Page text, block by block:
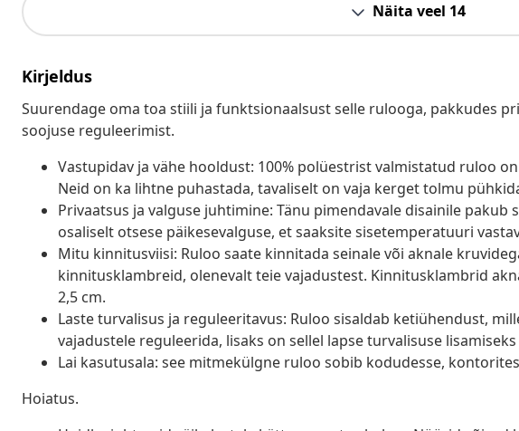
Näita veel 14
Kirjeldus
Suurendage oma toa stiili ja funktsionaalsust selle rulooga, pakkudes
soojuse reguleerimist.
Vastupidav ja vähe hooldust: 100% polüestrist valmistatud ruloo
Neid on ka lihtne puhastada, tavaliselt on vaja kerget tolmu
Privaatsus ja valguse juhtimine: Tänu pimendavale disainile
osaliselt otsese päikesevalguse, et saaksite sisetemperatuuri
Mitu kinnitusviisi: Ruloo saate kinnitada seinale või aknale
kinnitusklambreid, olenevalt teie vajadustest. Kinnitusklambrid
2,5 cm.
Laste turvalisus ja reguleeritavus: Ruloo sisaldab ketiühendust,
vajadustele reguleerida, lisaks on sellel lapse turvalisuse
Lai kasutusala: see mitmekülgne ruloo sobib kodudesse,
Hoiatus.